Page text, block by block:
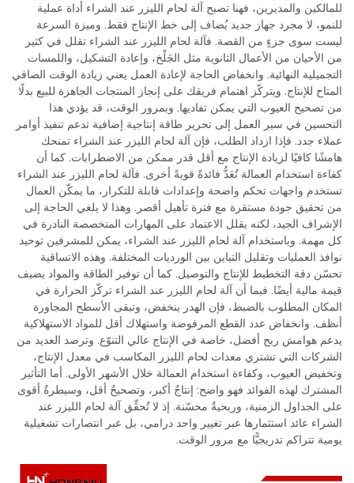
للمالكين والمديرين، فهنا تصبح آلة لحام الليزر عند الشراء أداة عملية
للنمو، لا مجرد جهاز جديد يُضاف إلى خط الإنتاج فقط. وميزة السرعة
ليست سوى جزءٍ من القصة. فآلة لحام الليزر عند الشراء تقلل في كثير
من الأحيان من الأعمال الثانوية مثل الجَلْخ، وإعادة التشكيل، واللمسات
التجميلية النهائية. وانخفاض الحاجة لإعادة العمل يعني زيادة الوقت الصافي
المتاح للإنتاج. ويتركّز اهتمام فريقك على إنجاز المنتجات الجاهزة للبيع بدلًا
من تصحيح العيوب التي يمكن تفاديها. وبمرور الوقت، قد يؤدي هذا
التحسين في سير العمل إلى تحرير طاقة إنتاجية إضافية تدعم تنفيذ أوامر
عملاء جدد. فإذا ازداد الطلب، فإن آلة لحام الليزر عند الشراء تمنحك
هامشًا كافيًا لزيادة الإنتاج مع أقل قدر ممكن من الاضطرابات. كما أن
كفاءة استخدام العمالة تُعَدُّ فائدةً قويةً أخرى. فآلة لحام الليزر عند الشراء
تستخدم واجهات تحكم واضحة وإعدادات قابلة للتكرار، ما يمكّن العمال
من تحقيق جودة مستقرة مع فترة تأهيل أقصر. وهذا لا يلغي الحاجة إلى
الإشراف الجيد، لكنه يقلل الاعتماد على المهارات المتخصصة النادرة في
كل مهمة. وباستخدام آلة لحام الليزر عند الشراء، يمكن للمشرفين توحيد
نوافذ العمليات وتقليل التباين بين الورديات المختلفة. وهذه الاتساقية
تحسّن دقة التخطيط للإنتاج والتوصيل. كما أن توفير الطاقة والمواد يضيف
قيمة مالية أيضًا. فبما أن آلة لحام الليزر عند الشراء تركّز الحرارة في
المكان المطلوب بالضبط، فإن الهدر ينخفض، وتبقى الأسطح المجاورة
أنظف. وانخفاض عدد القطع المرفوضة واستهلاك أقل للمواد الاستهلاكية
يدعم هوامش ربح أفضل، خاصة في الإنتاج عالي التنوّع. وترصد العديد من
الشركات التي تشتري معدات لحام الليزر المكاسب في معدل الإنتاج،
وتخفيض العيوب، وكفاءة استخدام العمالة خلال الأشهر الأولى. أما التأثير
المشترك لهذه الفوائد فهو واضح: إنتاجٌ أكبر، وتصحيحٌ أقل، وسيطرةٌ أقوى
على الجداول الزمنية، وربحيةٌ محسّنة. إذ لا تُحقِّق آلة لحام الليزر عند
الشراء عائد استثمارها عبر تغيير واحد درامي، بل عبر انتصارات تشغيلية
يومية تتراكم تدريجيًّا مع مرور الوقت.